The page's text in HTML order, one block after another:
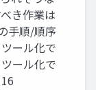
き作業は
手順/順序
ール化で
ール化で